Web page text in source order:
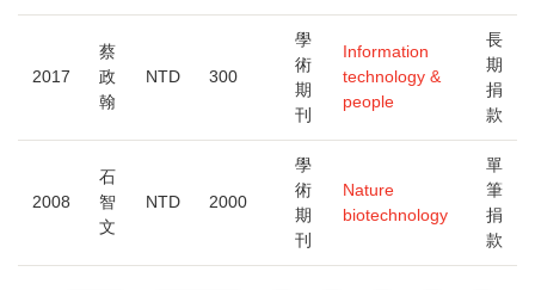
2017
蔡
政
翰
NTD 300
學
術
期
刊
Information
technology &
people
長
期
捐
款
2008
石
智
文
NTD 2000
學
術
期
刊
Nature
biotechnology
單
筆
捐
款